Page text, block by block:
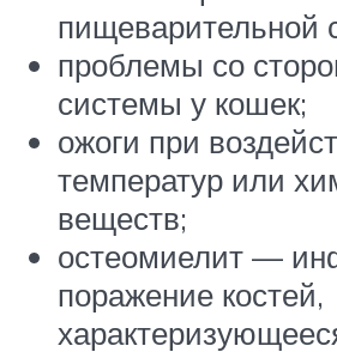
пищеварительной
проблемы со
системы у кошек;
ожоги при
температур или
веществ;
остеомиелит —
поражение костей,